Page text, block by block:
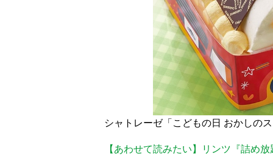
シャトレーゼ「こどもの日 おかしの
【あわせて読みたい】リンツ『詰め